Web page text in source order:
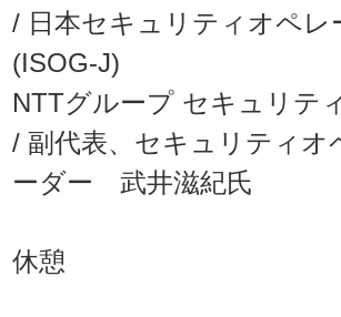
/ 日本セキュリティオペレ
(ISOG-J)
NTTグループ セキュリテ
/ 副代表、セキュリティオ
ーダー 武井滋紀氏
休憩